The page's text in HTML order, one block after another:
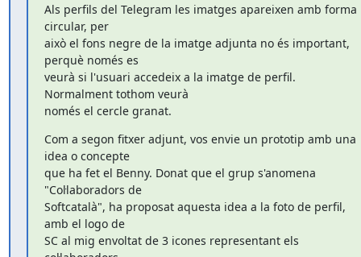
Als perfils del Telegram les imatges apareixen amb forma
circular, per
això el fons negre de la imatge adjunta no és important,
perquè només es
veurà si l'usuari accedeix a la imatge de perfil.
Normalment tothom veurà
només el cercle granat.
Com a segon fitxer adjunt, vos envie un prototip amb una
idea o concepte
que ha fet el Benny. Donat que el grup s'anomena
"Col·laboradors de
Softcatalà", ha proposat aquesta idea a la foto de perfil,
amb el logo de
SC al mig envoltat de 3 icones representant els